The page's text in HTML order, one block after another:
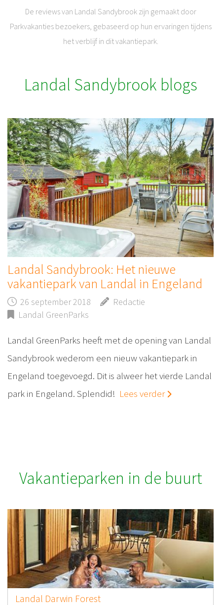
De reviews van Landal Sandybrook zijn gemaakt door
Parkvakanties bezoekers, gebaseerd op hun ervaringen tijdens
het verblijf in dit vakantiepark.
Landal Sandybrook blogs
Landal Sandybrook: Het nieuwe
vakantiepark van Landal in Engeland
26 september 2018
Redactie
Landal GreenParks
Landal GreenParks heeft met de opening van Landal
Sandybrook wederom een nieuw vakantiepark in
Engeland toegevoegd. Dit is alweer het vierde Landal
park in Engeland. Splendid! Lees verder
Vakantieparken in de buurt
Landal Darwin Forest